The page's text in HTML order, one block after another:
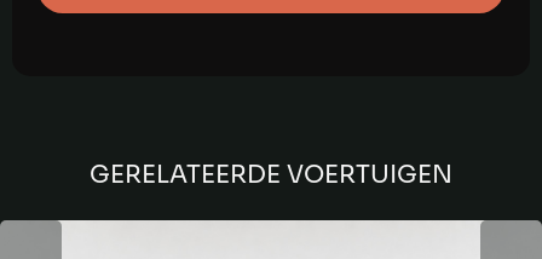
GERELATEERDE VOERTUIGEN